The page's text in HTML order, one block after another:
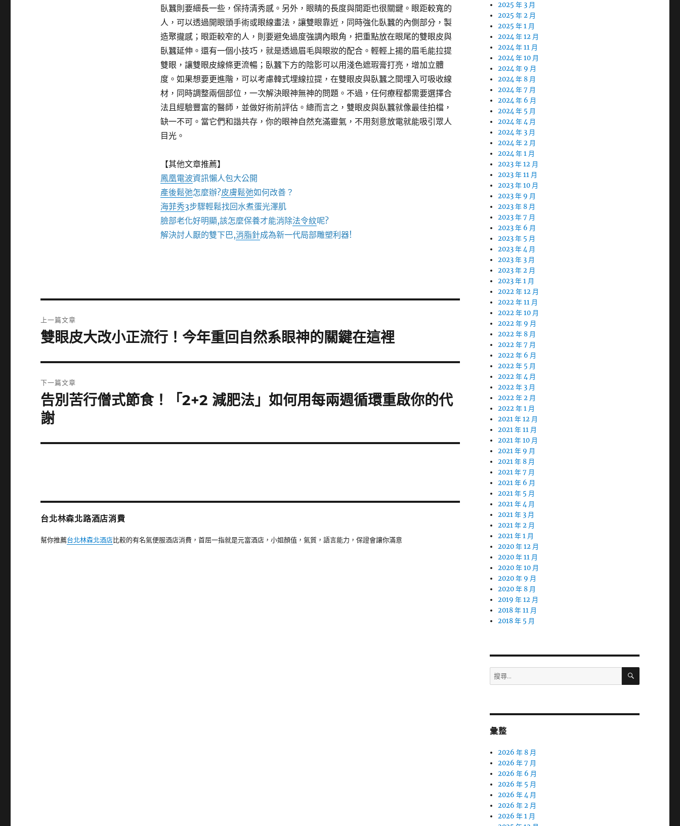
臥蠶則要細長一些，保持清秀感。另外，眼睛的長度與間距也很關鍵。眼距較寬的
人，可以透過開眼頭手術或眼線畫法，讓雙眼靠近，同時強化臥蠶的內側部分，製
造聚攏感；眼距較窄的人，則要避免過度強調內眼角，把重點放在眼尾的雙眼皮與
臥蠶延伸。還有一個小技巧，就是透過眉毛與眼妝的配合。輕輕上揚的眉毛能拉提
雙眼，讓雙眼皮線條更流暢；臥蠶下方的陰影可以用淺色遮瑕膏打亮，增加立體
度。如果想要更進階，可以考慮韓式埋線拉提，在雙眼皮與臥蠶之間埋入可吸收線
材，同時調整兩個部位，一次解決眼神無神的問題。不過，任何療程都需要選擇合
法且經驗豐富的醫師，並做好術前評估。總而言之，雙眼皮與臥蠶就像最佳拍檔，
缺一不可。當它們和諧共存，你的眼神自然充滿靈氣，不用刻意放電就能吸引眾人
目光。
【其他文章推薦】
鳳凰電波資訊懶人包大公開
產後鬆弛怎麼辦?皮膚鬆弛如何改善？
海菲秀3步驟輕鬆找回水煮蛋光澤肌
臉部老化好明顯,該怎麼保養才能消除法令紋呢?
解決討人厭的雙下巴,消脂針成為新一代局部雕塑利器!
章
上一篇文章
上
篇
文
章:
雙眼皮大改小正流行！今年重回自然系眼神的關鍵在這裡
下一篇文章
下
一
篇
文
告別苦行僧式節食！「2+2 減肥法」如何用每兩週循環重啟你的代
謝
台北林森北路酒店消費
幫你推薦台北林森北酒店比較的有名氣便服酒店消費，首屈一指就是元富酒店，小姐顏值，氣質，語言能力，保證會讓你滿意
2025 年 3 月
2025 年 2 月
2025 年 1 月
2024 年 12 月
2024 年 11 月
2024 年 10 月
2024 年 9 月
2024 年 8 月
2024 年 7 月
2024 年 6 月
2024 年 5 月
2024 年 4 月
2024 年 3 月
2024 年 2 月
2024 年 1 月
2023 年 12 月
2023 年 11 月
2023 年 10 月
2023 年 9 月
2023 年 8 月
2023 年 7 月
2023 年 6 月
2023 年 5 月
2023 年 4 月
2023 年 3 月
2023 年 2 月
2023 年 1 月
2022 年 12 月
2022 年 11 月
2022 年 10 月
2022 年 9 月
2022 年 8 月
2022 年 7 月
2022 年 6 月
2022 年 5 月
2022 年 4 月
2022 年 3 月
2022 年 2 月
2022 年 1 月
2021 年 12 月
2021 年 11 月
2021 年 10 月
2021 年 9 月
2021 年 8 月
2021 年 7 月
2021 年 6 月
2021 年 5 月
2021 年 4 月
2021 年 3 月
2021 年 2 月
2021 年 1 月
2020 年 12 月
2020 年 11 月
2020 年 10 月
2020 年 9 月
2020 年 8 月
2019 年 12 月
2018 年 11 月
2018 年 5 月
搜
尋
字:
搜
彙整
2026 年 8 月
2026 年 7 月
2026 年 6 月
2026 年 5 月
2026 年 4 月
2026 年 2 月
2026 年 1 月